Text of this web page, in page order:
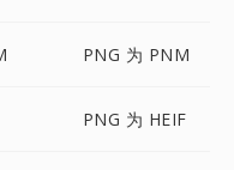
PNG 为 PNM
PNG 为 HEIF